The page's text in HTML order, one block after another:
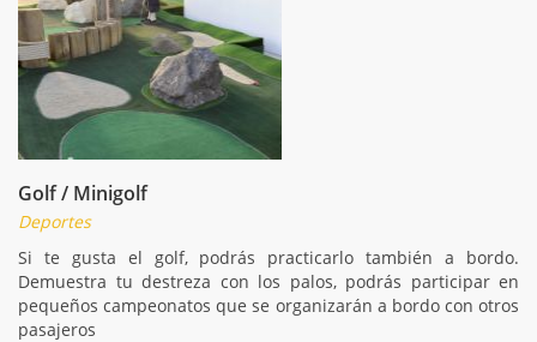
Golf / Minigolf
Deportes
Si te gusta el golf, podrás practicarlo también a bordo.
Demuestra tu destreza con los palos, podrás participar en
pequeños campeonatos que se organizarán a bordo con otros
pasajeros